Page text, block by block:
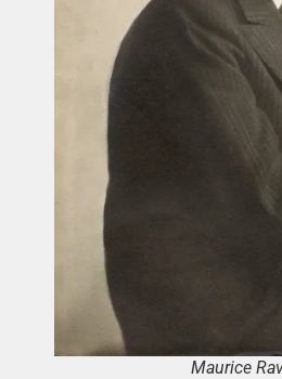
Maurice